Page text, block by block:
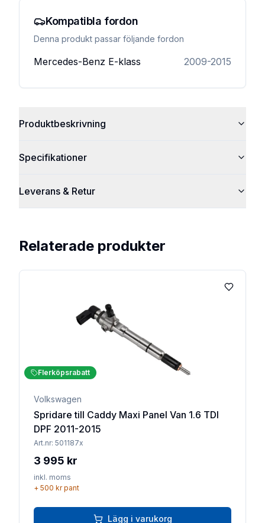
Kompatibla fordon
Denna produkt passar följande fordon
Mercedes-Benz E-klass 2009-2015
Produktbeskrivning
Specifikationer
Leverans & Retur
Relaterade produkter
Lägg till
Flerköpsrabatt
Volkswagen
Spridare till Caddy Maxi Panel Van 1.6 TDI
DPF 2011-2015
Art.nr: 501187x
3 995 kr
inkl. moms
+ 500 krpant
Lägg i varukorg